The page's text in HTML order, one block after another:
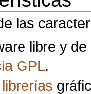
las
libre y de
GPL.
librerías